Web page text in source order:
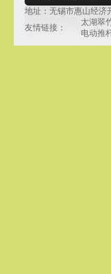
地址：无锡市惠山经济
友情链接：
太湖翠
电动推